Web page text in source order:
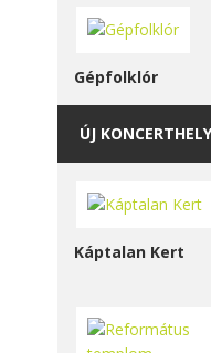
Gépfolklór
ÚJ
Káptalan Kert